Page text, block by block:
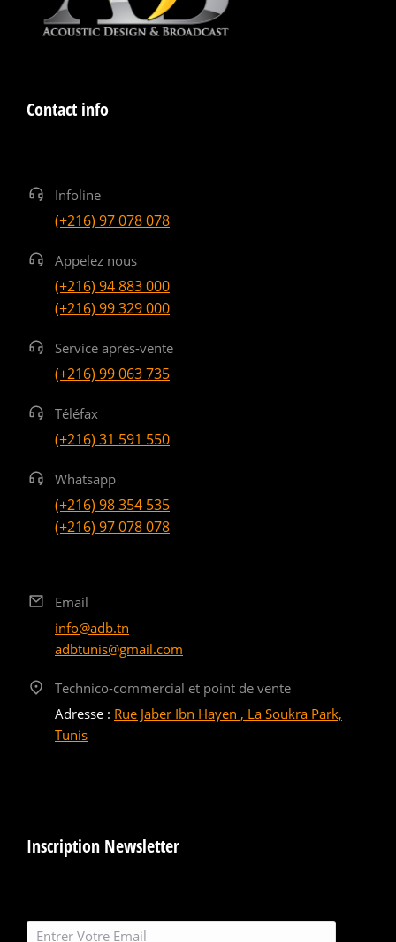
Contact info
Infoline
(+216) 97 078 078
Appelez nous
(+216) 94 883 000
(+216) 99 329 000
Service après-vente
(+216) 99 063 735
Téléfax
(+216) 31 591 550
Whatsapp
(+216) 98 354 535
(+216) 97 078 078
Email
info@adb.tn
adbtunis@gmail.com
Technico-commercial et point de vente
Adresse : Rue Jaber Ibn Hayen , La Soukra Park,
Tunis
Inscription Newsletter